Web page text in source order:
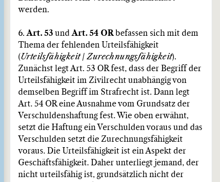
werden.
6. Art. 53 und Art. 54 OR befassen sich mit dem
Thema der fehlenden Urteilsfähigkeit
(Urteilsfähigkeit/Zurechnungsfähigkeit).
Zunächst legt Art. 53 OR fest, dass der Begriff der
Urteilsfähigkeit im Zivilrecht unabhängig von
demselben Begriff im Strafrecht ist. Dann legt
Art. 54 OR eine Ausnahme vom Grundsatz der
Verschuldenshaftung fest. Wie oben erwähnt,
setzt die Haftung ein Verschulden voraus und das
Verschulden setzt die Zurechnungsfähigkeit
voraus. Die Urteilsfähigkeit ist ein Aspekt der
Geschäftsfähigkeit. Daher unterliegt jemand, der
nicht urteilsfähig ist, grundsätzlich nicht der